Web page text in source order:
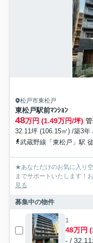
松戸市東松戸
東松戸駅前ﾏﾝｼｮﾝ
48万円 (1.49万円/坪)
32.11坪 (106.15㎡) /築3年
武蔵野線「東松戸」駅
★あなただけのお気に入り
までサポートいたします！
見る
募集中の物件
1
48万円
- /